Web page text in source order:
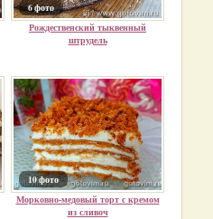
6 фото
Рождественский тыквенный
штрудель
10 фото
Морковно-медовый торт с кремом
из сливоч